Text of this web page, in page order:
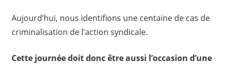
Aujourd’hui, nous identifions une centaine de cas de
criminalisation de l’action syndicale.
Cette journée doit donc être aussi l’occasion d’une